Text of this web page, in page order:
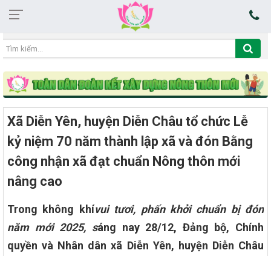
12:44:36 07/08/2026
Xã Diễn Yên, huyện Diễn Châu tổ chức Lễ
kỷ niệm 70 năm thành lập xã và đón Bằng
công nhận xã đạt chuẩn Nông thôn mới
nâng cao
Trong không khívui tươi, phấn khởi chuẩn bị đón
năm mới 2025, sáng nay 28/12, Đảng bộ, Chính
quyền và Nhân dân xã Diễn Yên, huyện Diễn Châu